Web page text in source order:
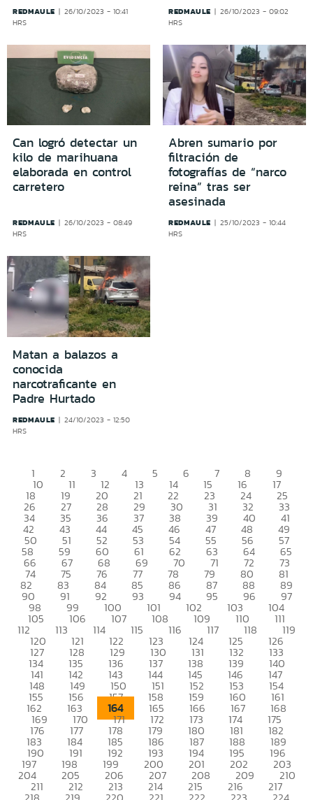
REDMAULE
26/10/2023 - 10:41
HRS
REDMAULE
26/10/2023 - 09:02
HRS
Can logró detectar un
kilo de marihuana
elaborada en control
carretero
REDMAULE
26/10/2023 - 08:49
HRS
Abren sumario por
filtración de
fotografías de “narco
reina” tras ser
asesinada
REDMAULE
25/10/2023 - 10:44
HRS
Matan a balazos a
conocida
narcotraficante en
Padre Hurtado
REDMAULE
24/10/2023 - 12:50
HRS
1 2 3 4 5 6 7 8 9
10 11 12 13 14 15 16 17
18 19 20 21 22 23 24 25
26 27 28 29 30 31 32 33
34 35 36 37 38 39 40 41
42 43 44 45 46 47 48 49
50 51 52 53 54 55 56 57
58 59 60 61 62 63 64 65
66 67 68 69 70 71 72 73
74 75 76 77 78 79 80 81
82 83 84 85 86 87 88 89
90 91 92 93 94 95 96 97
98 99 100 101 102 103 104
105 106 107 108 109 110 111
112 113 114 115 116 117 118 119
120 121 122 123 124 125 126
127 128 129 130 131 132 133
134 135 136 137 138 139 140
141 142 143 144 145 146 147
148 149 150 151 152 153 154
155 156 157 158 159 160 161
162 163 164 165 166 167 168
169 170 171 172 173 174 175
176 177 178 179 180 181 182
183 184 185 186 187 188 189
190 191 192 193 194 195 196
197 198 199 200 201 202 203
204 205 206 207 208 209 210
211 212 213 214 215 216 217